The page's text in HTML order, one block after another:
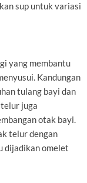
sup untuk variasi
yang membantu
Kandungan
tulang bayi dan
juga
otak bayi.
telur dengan
dijadikan omelet